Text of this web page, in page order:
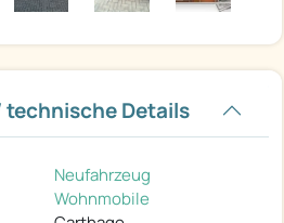
technische Details
Neufahrzeug
Wohnmobile